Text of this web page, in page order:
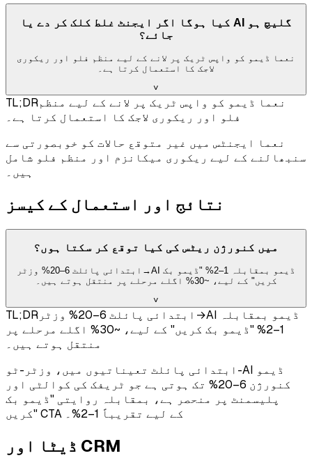
کیا ہوگا اگر ایجنٹ غلط کلک کر دے یا AI گلیچ ہو
جائے؟
نعما ڈیمو کو واپس ٹریک پر لانے کے لیے منظم فلو اور ریکوری
لاجک کا استعمال کرتا ہے۔
˅
TL;DRنعما ڈیمو کو واپس ٹریک پر لانے کے لیے منظم
فلو اور ریکوری لاجک کا استعمال کرتا ہے۔
نعما ایجنٹس میں غیر متوقع حالات کو خوبصورتی سے
سنبھالنے کے لیے ریکوری میکانزم اور منظم فلو شامل
ہیں۔
نتائج اور استعمال کے کیسز
میں کنورژن ریٹس کی کیا توقع کر سکتا ہوں؟
ابتدائی پائلٹ 6–20% وزٹر→AI ڈیمو بمقابلہ 1–2% "ڈیمو بک
کریں" کے لیے، ~30% اگلے مرحلے پر منتقل ہوتے ہیں۔
˅
TL;DR ابتدائی پائلٹ 6–20% وزٹر→AI ڈیمو بمقابلہ
1–2% "ڈیمو بک کریں" کے لیے، ~30% اگلے مرحلے پر
منتقل ہوتے ہیں۔
ابتدائی پائلٹ تعیناتیوں میں، وزٹر-ٹو-AI ڈیمو
کنورژن 6–20% تک ہوتی ہے جو ٹریفک کی کوالٹی اور
پلیسمنٹ پر منحصر ہے، بمقابلہ روایتی "ڈیمو بک
کریں" CTA کے لیے تقریباً 1–2%۔
ڈیٹا اور CRM